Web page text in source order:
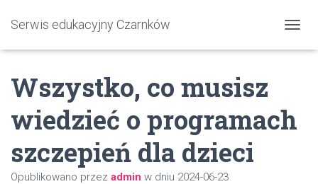
Serwis edukacyjny Czarnków
R
C
Z
Wszystko, co musisz
wiedzieć o programach
szczepień dla dzieci
Opublikowano przez admin w dniu 2024-06-23